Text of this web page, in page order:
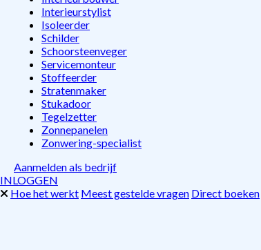
Interieurstylist
Isoleerder
Schilder
Schoorsteenveger
Servicemonteur
Stoffeerder
Stratenmaker
Stukadoor
Tegelzetter
Zonnepanelen
Zonwering-specialist
Aanmelden als bedrijf
INLOGGEN
Hoe het werkt Meest gestelde vragen Direct boeken